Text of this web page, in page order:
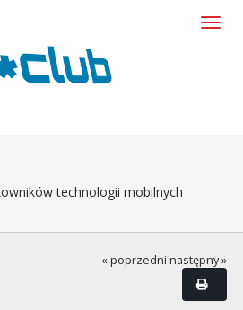
technologii mobilnych
« poprzedni następny »